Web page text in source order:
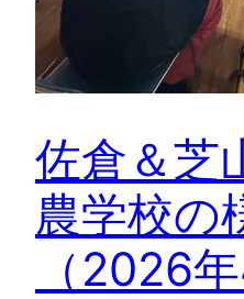
佐倉＆芝
農学校の
（2026